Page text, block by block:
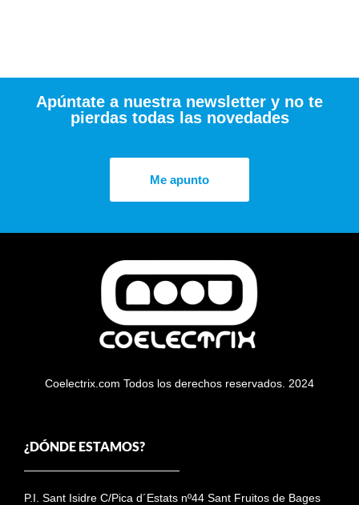
Apúntate a nuestra newsletter y no te
pierdas todas las novedades
Me apunto
Coelectrix.com Todos los derechos reservados. 2024
¿DÓNDE ESTAMOS?
P.I. Sant Isidre C/Pica d´Estats nº44 Sant Fruitos de Bages